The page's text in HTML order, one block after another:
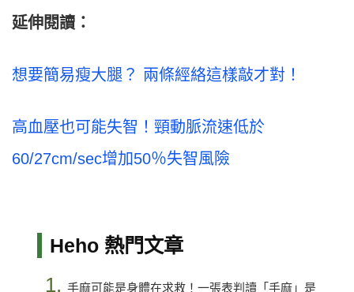
延伸閱讀：
想要簡易瘦大腿？ 兩條經絡這樣敲才對！
高血壓也可能失智！頸動脈流速低於
60/27cm/sec增加50％失智風險
Heho 熱門文章
1. 手麻可能是身體在求救！一張表判讀「手麻」是